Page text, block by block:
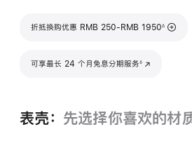
折抵换购优惠 RMB 250-RMB 1950
脚注
∆
可享最长 24 个月免息分期服务◊
(在新窗口中打开)
表壳： 先选择你喜欢的材